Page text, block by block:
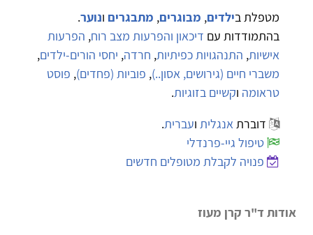
מטפלת בילדים, מבוגרים, מתבגרים ונוער.
בהתמודדות עם דיכאון והפרעות מצב רוח, הפרעות
אישיות, התנהגויות כפיתיות, חרדה, יחסי הורים-ילדים,
משברי חיים (גירושים, אסון..), פוביות (פחדים), פוסט
טראומה וקשיים בזוגיות.
דוברתאנגלית ועברית.
טיפול גיי-פרנדלי
פנויה לקבלת מטופלים חדשים
אודות ד"ר קרן מעוז